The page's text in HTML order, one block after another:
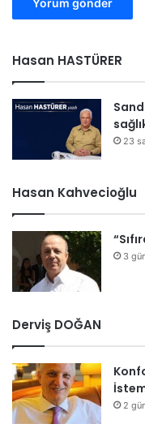
Hasan HASTÜRER
23
Hasan Kahvecioğlu
3
Derviş DOĞAN
2